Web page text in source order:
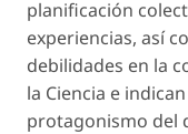
planificación
experiencias, así
debilidades en la
la Ciencia e
protagonismo del